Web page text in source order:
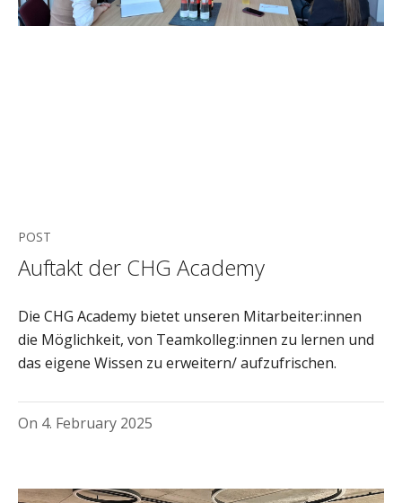
POST
Auftakt der CHG Academy
Die CHG Academy bietet unseren Mitarbeiter:innen
die Möglichkeit, von Teamkolleg:innen zu lernen und
das eigene Wissen zu erweitern/ aufzufrischen.
On 4. February 2025